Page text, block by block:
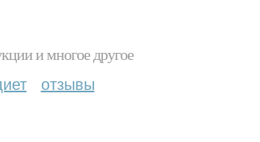
и многое другое
отзывы